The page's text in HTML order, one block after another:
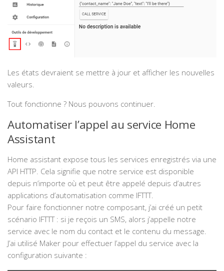
Les états devraient se mettre à jour et afficher les nouvelles
valeurs.
Tout fonctionne ? Nous pouvons continuer.
Automatiser l’appel au service Home
Assistant
Home assistant expose tous les services enregistrés via une
API HTTP. Cela signifie que notre service est disponible
depuis n’importe où et peut être appelé depuis d’autres
applications d’automatisation comme IFTTT.
Pour faire fonctionner notre composant, j’ai créé un petit
scénario IFTTT : si je reçois un SMS, alors j’appelle notre
service avec le nom du contact et le contenu du message.
J’ai utilisé Maker pour effectuer l’appel du service avec la
configuration suivante :